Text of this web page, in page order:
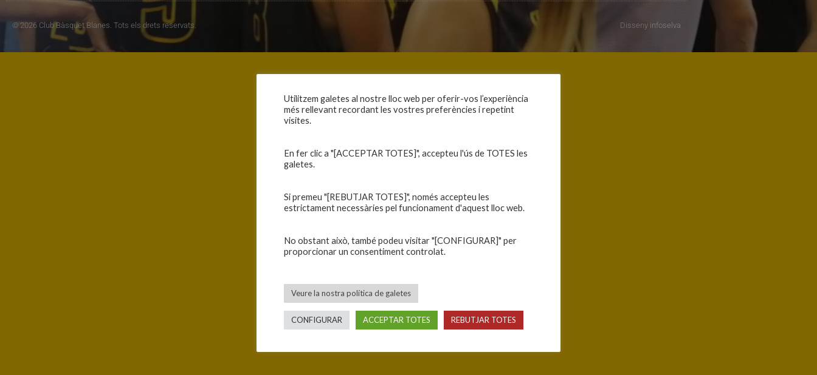
© 2026 Club Bàsquet Blanes. Tots els drets reservats. Disseny infoselva
Utilitzem galetes al nostre lloc web per oferir-vos l’experiència
més rellevant recordant les vostres preferències i repetint
visites.
En fer clic a "[ACCEPTAR TOTES]", accepteu l'ús de TOTES les
galetes.
Si premeu "[REBUTJAR TOTES]", només accepteu les
estrictament necessàries pel funcionament d'aquest lloc web.
No obstant això, també podeu visitar "[CONFIGURAR]" per
proporcionar un consentiment controlat.
Veure la nostra política de galetes
CONFIGURAR ACCEPTAR TOTES REBUTJAR TOTES